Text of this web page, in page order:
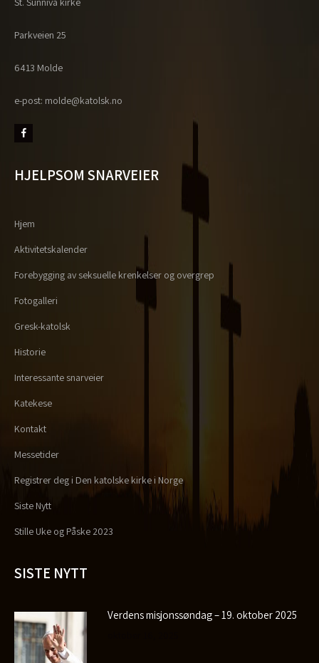
Parkveien 25
6413 Molde
e-post: molde@katolsk.no
HJELPSOM SNARVEIER
Hjem
Aktivitetskalender
Forebygging av seksuelle krenkelser og overgrep
Fotogalleri
Gresk-katolsk
Historie
Interessante snarveier
Katekese
Kontakt
Messetider
Registrer deg i Den katolske kirke i Norge
Siste Nytt
Stille Uke og Påske 2023
SISTE NYTT
Verdens misjonssøndag – 19. oktober 2025